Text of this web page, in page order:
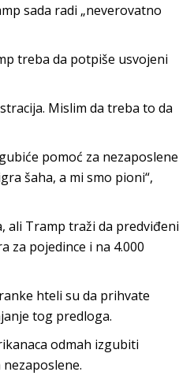
sada radi „neverovatno
treba da potpiše usvojeni
Mislim da treba to da
pomoć za nezaposlene
šaha, a mi smo pioni“,
ali Tramp traži da predviđeni
za pojedince i na 4.000
hteli su da prihvate
tog predloga.
odmah izgubiti